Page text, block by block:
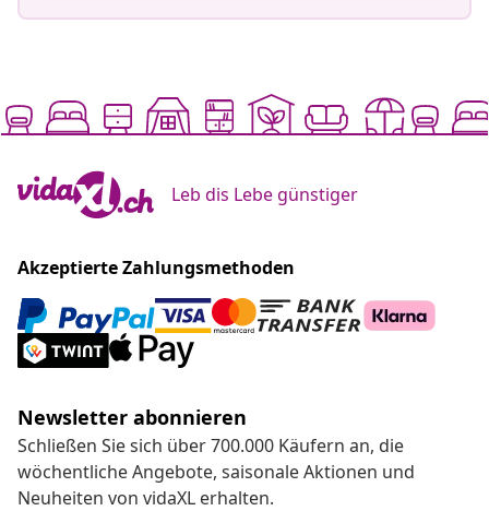
Leb dis Lebe günstiger
Akzeptierte Zahlungsmethoden
Newsletter abonnieren
Schließen Sie sich über 700.000 Käufern an, die
wöchentliche Angebote, saisonale Aktionen und
Neuheiten von vidaXL erhalten.